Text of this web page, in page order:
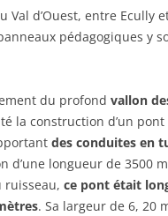
Val d’Ouest, entre Ecully
pédagogiques y
du profond vallon
la construction d’un
des conduites en
d’une longueur de 3500
ruisseau, ce pont était
. Sa largeur de 6, 20